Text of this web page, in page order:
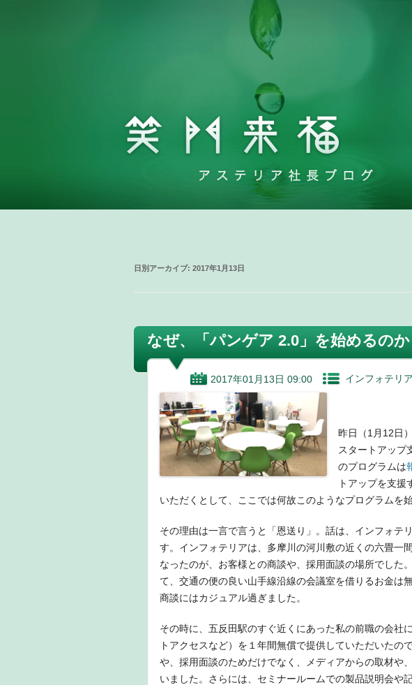
日別アーカイブ: 2017年1月13日
なぜ、「パンゲア 2.0」を始めるのか
2017年01月13日 09:00 インフォテリア
昨日（1月12日
スタートアップ
のプログラムは
トアップを支
いただくとして、ここでは何故このようなプログラムを
その理由は一言で言うと「恩送り」。話は、インフォテ
す。インフォテリアは、多摩川の河川敷の近くの六畳一
なったのが、お客様との商談や、採用面談の場所でした
て、交通の便の良い山手線沿線の会議室を借りるお金は
商談にはカジュアル過ぎました。
その時に、五反田駅のすぐ近くにあった私の前職の会社
トアクセスなど）を１年間無償で提供していただいたの
や、採用面談のためだけでなく、メディアからの取材や
いました。さらには、セミナールームでの製品説明会や